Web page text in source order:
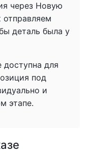
через Новую
отправляем
деталь была у
доступна для
под
и
этапе.